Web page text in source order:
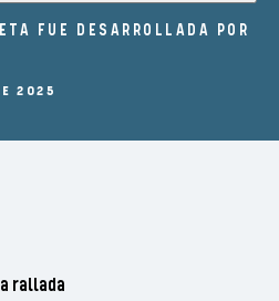
FUE DESARROLLADA POR
2025
rallada